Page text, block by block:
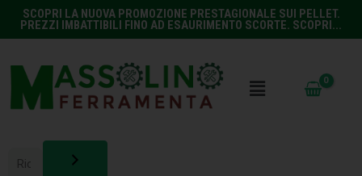
SCOPRI LA NUOVA PROMOZIONE PRESTAGIONALE SUI PELLET.
PREZZI IMBATTIBILI FINO AD ESAURIMENTO SCORTE. SCOPRI...